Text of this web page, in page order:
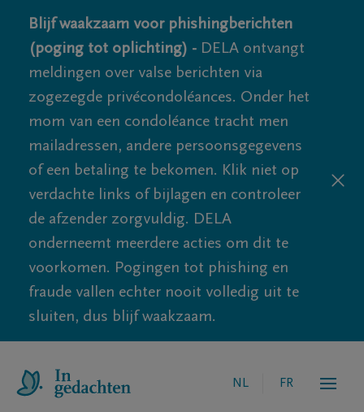
Blijf waakzaam voor phishingberichten
(poging tot oplichting) - DELA ontvangt
meldingen over valse berichten via
zogezegde privécondoléances. Onder het
mom van een condoléance tracht men
mailadressen, andere persoonsgegevens
of een betaling te bekomen. Klik niet op
verdachte links of bijlagen en controleer
de afzender zorgvuldig. DELA
onderneemt meerdere acties om dit te
voorkomen. Pogingen tot phishing en
fraude vallen echter nooit volledig uit te
sluiten, dus blijf waakzaam.
NL FR